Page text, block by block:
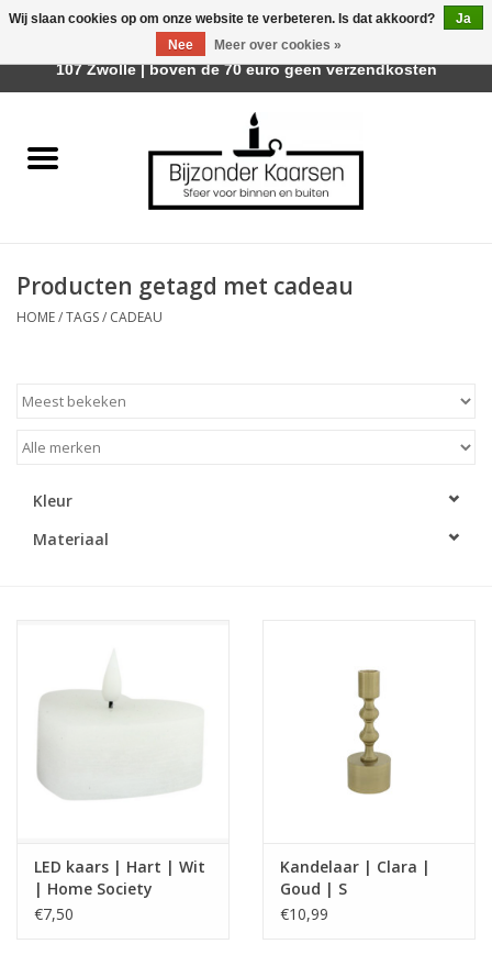
Räder Design Stories
Geurkaarsen
LED Kaarsen
Relatiegeschenken & Bedankjes
Sale
Merken
Producten getagd met cadeau
HOME/TAGS/ CADEAU
Kleur
Materiaal
LED kaars | Hart | Wit
| Home Society
€7,50
Kandelaar | Clara |
Goud | S
€10,99
Wij slaan cookies op om onze website te verbeteren. Is dat akkoord?
Ja
Nee
Meer over cookies »
Afhalen is mogelijk bij Trotz Woon & Cadeau | Belvederelaan
107 Zwolle | boven de 70 euro geen verzendkosten